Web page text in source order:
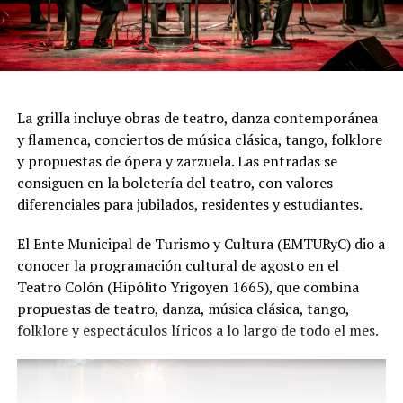
Furia descubran por qué el tango puede emocionar a
todas las generaciones. Y que quienes ya vivieron una de
nuestras funciones tengan ganas de volver, porque cada
función hay meses de ensayo y un enorme trabajo en
equipo para emocionar y sorprender al
público", expresa Emmanuel Marín.
distinguida con los Premios Estrella de Mar 2024 y
2026 como Mejor Espectáculo de Danza y con el Premio
Faro de Oro 2024. Además, Emmanuel Marín y Lola
Gutiérrez Rey obtuvieron el subcampeonato en el
Mundial de Tango de Buenos Aires.
La grilla incluye obras de teatro, danza contemporánea
y flamenca, conciertos de música clásica, tango, folklore
y propuestas de ópera y zarzuela. Las entradas se
consiguen en la boletería del teatro, con valores
diferenciales para jubilados, residentes y estudiantes.
El Ente Municipal de Turismo y Cultura (EMTURyC) dio a
conocer la programación cultural de agosto en el
Teatro Colón (Hipólito Yrigoyen 1665), que combina
propuestas de teatro, danza, música clásica, tango,
folklore y espectáculos líricos a lo largo de todo el mes.